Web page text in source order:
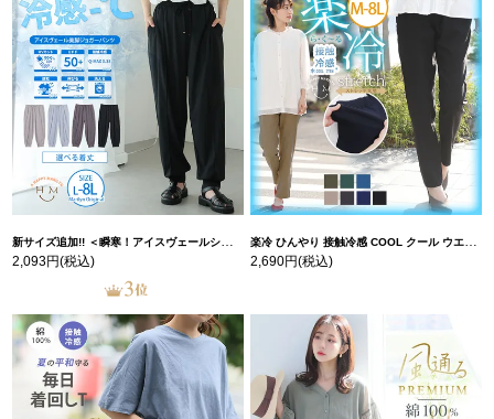
新サイズ追加!! ＜瞬寒！アイスヴェールシリーズ＞ 美脚 ジョガーパンツ 【ウェストゴム】 【ストレッチ】 | 大きいサイズの通販ならハッピーマリリン
2,093円(税込)
楽冷 ひんやり 接触冷感 COOL クール ウエストゴム 楽ちん ストレッチ 美脚 レギパン 【ストレッチ】 | 大きいサイズの通販ならハッピーマリリン
2,690円(税込)